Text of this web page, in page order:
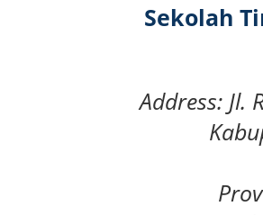
Sekolah
Address: Jl.